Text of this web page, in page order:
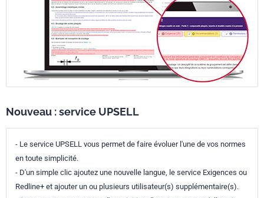
Nouveau : service UPSELL
- Le service UPSELL vous permet de faire évoluer l'une de vos normes
en toute simplicité.
- D'un simple clic ajoutez une nouvelle langue, le service Exigences ou
Redline+ et ajouter un ou plusieurs utilisateur(s) supplémentaire(s).